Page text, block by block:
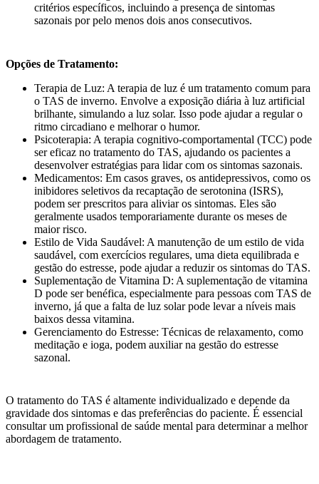
critérios específicos, incluindo a presença de sintomas
sazonais por pelo menos dois anos consecutivos.
Opções de Tratamento:
Terapia de Luz: A terapia de luz é um tratamento comum para
o TAS de inverno. Envolve a exposição diária à luz artificial
brilhante, simulando a luz solar. Isso pode ajudar a regular o
ritmo circadiano e melhorar o humor.
Psicoterapia: A terapia cognitivo-comportamental (TCC) pode
ser eficaz no tratamento do TAS, ajudando os pacientes a
desenvolver estratégias para lidar com os sintomas sazonais.
Medicamentos: Em casos graves, os antidepressivos, como os
inibidores seletivos da recaptação de serotonina (ISRS),
podem ser prescritos para aliviar os sintomas. Eles são
geralmente usados temporariamente durante os meses de
maior risco.
Estilo de Vida Saudável: A manutenção de um estilo de vida
saudável, com exercícios regulares, uma dieta equilibrada e
gestão do estresse, pode ajudar a reduzir os sintomas do TAS.
Suplementação de Vitamina D: A suplementação de vitamina
D pode ser benéfica, especialmente para pessoas com TAS de
inverno, já que a falta de luz solar pode levar a níveis mais
baixos dessa vitamina.
Gerenciamento do Estresse: Técnicas de relaxamento, como
meditação e ioga, podem auxiliar na gestão do estresse
sazonal.
O tratamento do TAS é altamente individualizado e depende da
gravidade dos sintomas e das preferências do paciente. É essencial
consultar um profissional de saúde mental para determinar a melhor
abordagem de tratamento.